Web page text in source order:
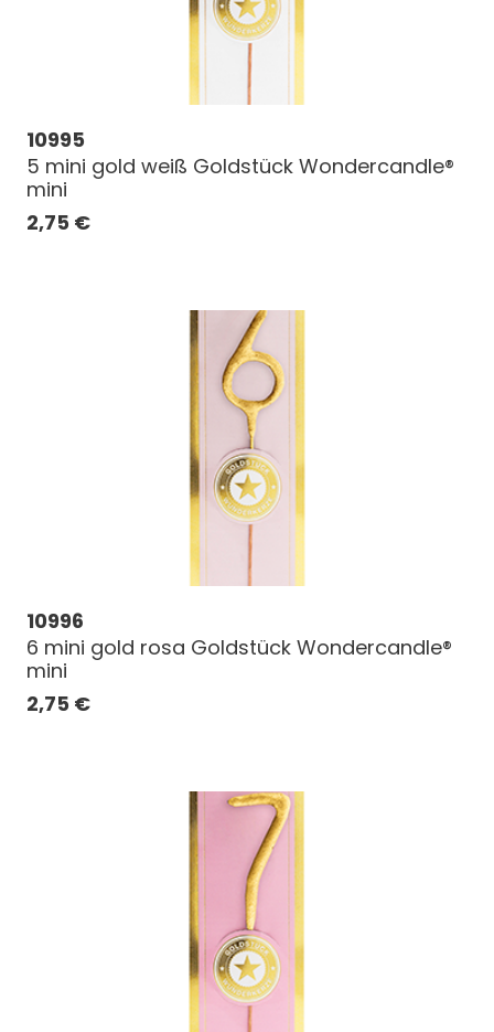
10995
5 mini gold weiß Goldstück Wondercandle®
mini
2,75 €
10996
6 mini gold rosa Goldstück Wondercandle®
mini
2,75 €